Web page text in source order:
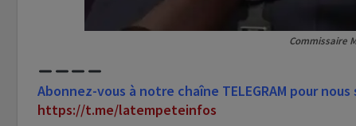
Commissaire
Abonnez-vous à notre chaîne TELEGRAM pour
https://t.me/latempeteinfos